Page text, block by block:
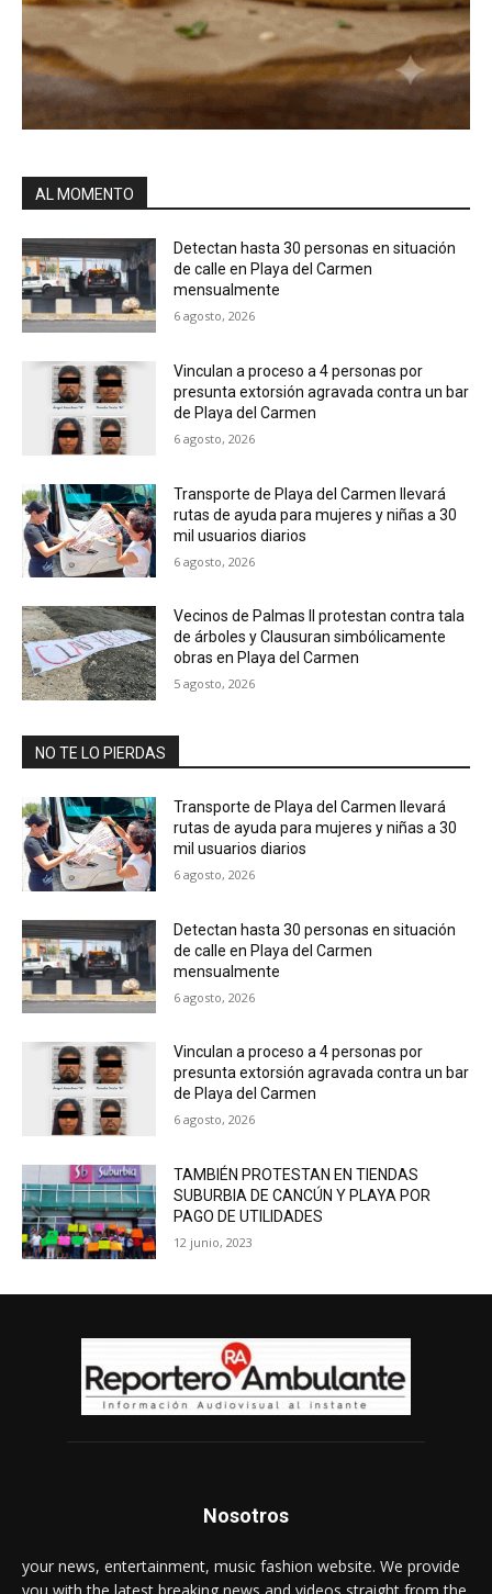
AL MOMENTO
Detectan hasta 30 personas en situación
de calle en Playa del Carmen
mensualmente
6 agosto, 2026
Vinculan a proceso a 4 personas por
presunta extorsión agravada contra un bar
de Playa del Carmen
6 agosto, 2026
Transporte de Playa del Carmen llevará
rutas de ayuda para mujeres y niñas a 30
mil usuarios diarios
6 agosto, 2026
Vecinos de Palmas II protestan contra tala
de árboles y Clausuran simbólicamente
obras en Playa del Carmen
5 agosto, 2026
NO TE LO PIERDAS
Transporte de Playa del Carmen llevará
rutas de ayuda para mujeres y niñas a 30
mil usuarios diarios
6 agosto, 2026
Detectan hasta 30 personas en situación
de calle en Playa del Carmen
mensualmente
6 agosto, 2026
Vinculan a proceso a 4 personas por
presunta extorsión agravada contra un bar
de Playa del Carmen
6 agosto, 2026
TAMBIÉN PROTESTAN EN TIENDAS
SUBURBIA DE CANCÚN Y PLAYA POR
PAGO DE UTILIDADES
12 junio, 2023
Nosotros
your news, entertainment, music fashion website. We provide